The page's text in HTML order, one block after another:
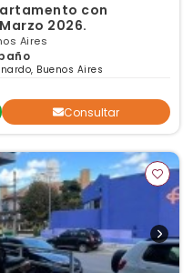
con
Marzo 2026.
Aires
Buenos Aires
Consultar